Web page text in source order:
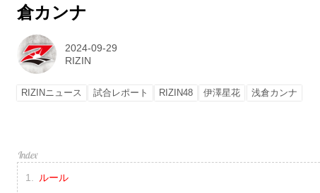
倉カンナ
2024-09-29
RIZIN
RIZINニュース 試合レポート RIZIN48 伊澤星花 浅倉カンナ
ルール